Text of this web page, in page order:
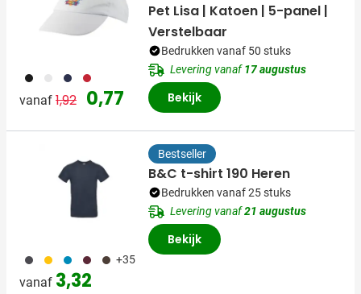
001 002 005 008
vanaf Normale prijs
1,92 Speciale prijs
0,77
Pet Lisa | Katoen | 5-panel |
Verstelbaar
Bedrukken vanaf 50 stuks
Levering vanaf17 augustus
Bekijk
491 031 130 010 011 +35
vanaf 3,32
Bestseller
B&C t-shirt 190 Heren
Bedrukken vanaf 25 stuks
Levering vanaf21 augustus
Bekijk